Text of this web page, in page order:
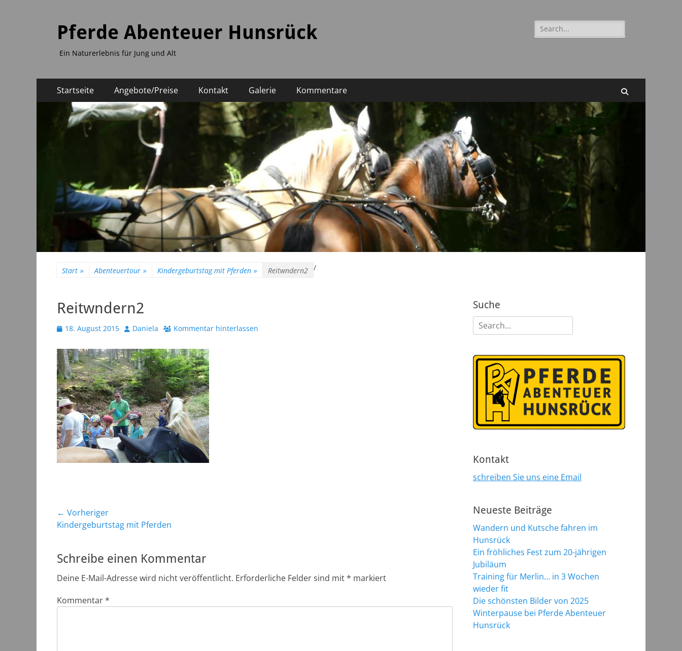
Pferde Abenteuer Hunsrück
Ein Naturerlebnis für Jung und Alt
Suchen
nach:
Primäres
Menü
Inhalt
springen
Startseite Angebote/Preise Kontakt Galerie Kommentare
Start » Abenteuertour » /
Kindergeburtstag mit Pferden » Reitwndern2
Reitwndern2
Veröffentlicht
18. August 2015 AutorDaniela Kommentar hinterlassen
Beitragsnavigation
← Vorheriger
Vorheriger
Kindergeburtstag mit Pferden
Schreibe einen Kommentar
Deine E-Mail-Adresse wird nicht veröffentlicht. Erforderliche Felder sind mit* markiert
Kommentar*
Suche
Suchen
nach:
Kontakt
schreiben Sie uns eine Email
Neueste Beiträge
Wandern und Kutsche fahren im
Hunsrück
Ein fröhliches Fest zum 20-jährigen
Jubiläum
Training für Merlin… in 3 Wochen
wieder fit
Die schönsten Bilder von 2025
Winterpause bei Pferde Abenteuer
Hunsrück